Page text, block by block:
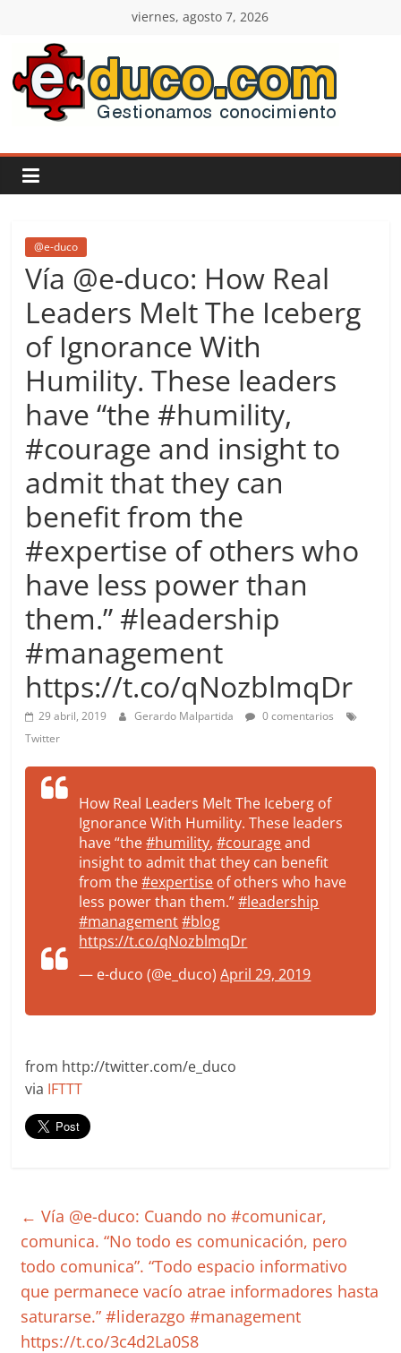
contenido
viernes, agosto 7, 2026
E-
duco:
Gestión
del
Conocimiento
Learn
more.
Do
more.
Be
more.
@e-duco
Vía @e-duco: How Real
Leaders Melt The Iceberg
of Ignorance With
Humility. These leaders
have “the #humility,
#courage and insight to
admit that they can
benefit from the
#expertise of others who
have less power than
them.” #leadership
#management
https://t.co/qNozblmqDr
29 abril, 2019 Gerardo Malpartida
0 comentarios
Twitter
How Real Leaders Melt The Iceberg of
Ignorance With Humility. These leaders
have “the#humility,#courageand
insight to admit that they can benefit
from the#expertise of others who have
less power than them.”#leadership
#management #blog
https://t.co/qNozblmqDr
— e-duco (@e_duco)April 29, 2019
from http://twitter.com/e_duco
via IFTTT
← Vía @e-duco: Cuando no #comunicar,
comunica. “No todo es comunicación, pero
todo comunica”. “Todo espacio informativo
que permanece vacío atrae informadores hasta
saturarse.” #liderazgo #management
https://t.co/3c4d2La0S8